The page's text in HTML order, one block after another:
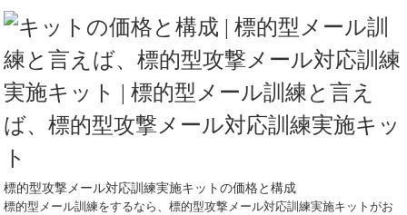
標的型攻撃メール対応訓練実施キットの価格と構成
標的型メール訓練をするなら、標的型攻撃メール対応訓練実施キットがお